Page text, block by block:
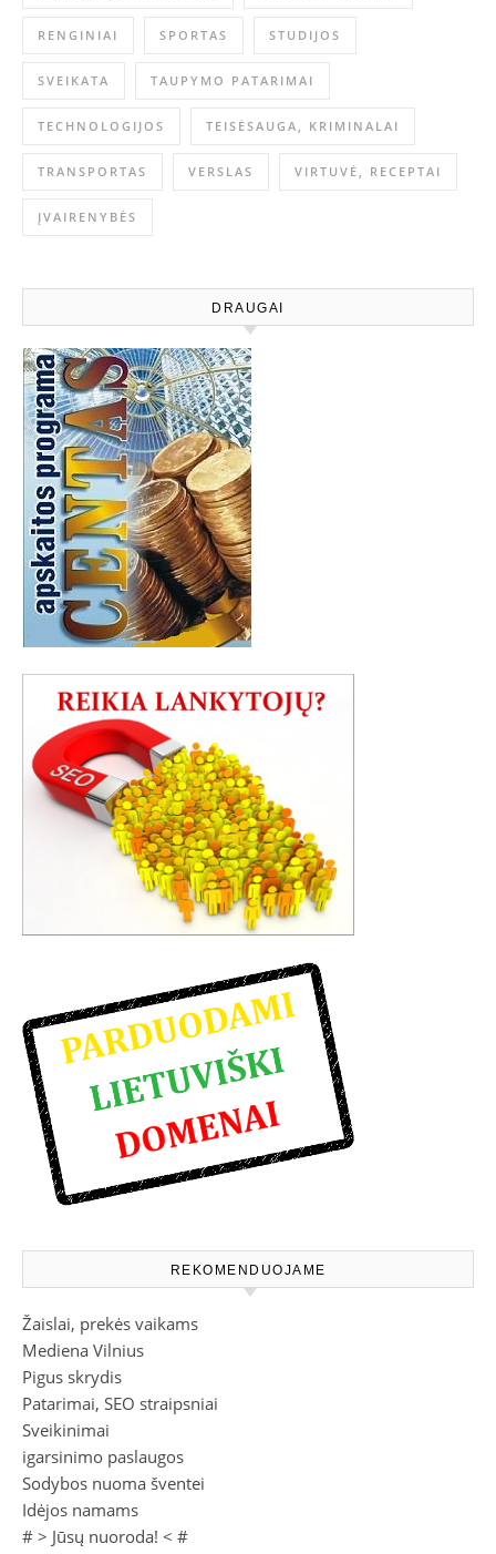
RENGINIAI SPORTAS STUDIJOS
SVEIKATA TAUPYMO PATARIMAI
TECHNOLOGIJOS TEISĖSAUGA, KRIMINALAI
TRANSPORTAS VERSLAS VIRTUVĖ, RECEPTAI
ĮVAIRENYBĖS
DRAUGAI
REKOMENDUOJAME
Žaislai, prekės vaikams
Mediena Vilnius
Pigus skrydis
Patarimai, SEO straipsniai
Sveikinimai
igarsinimo paslaugos
Sodybos nuoma šventei
Idėjos namams
# > Jūsų nuoroda! < #